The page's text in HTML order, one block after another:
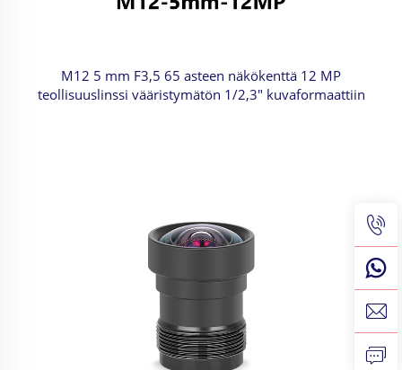
M12 5 mm F3,5 65 asteen näkökenttä 12 MP
teollisuuslinssi vääristymätön 1/2,3" kuvaformaattiin